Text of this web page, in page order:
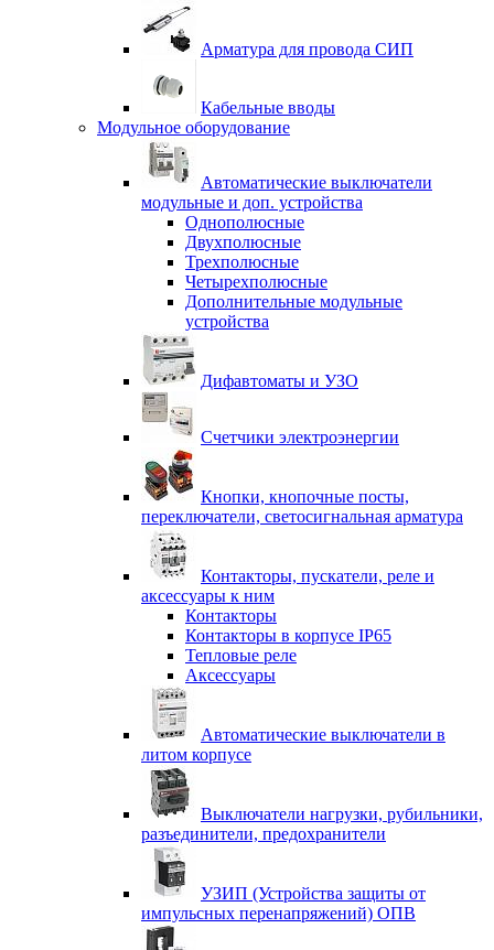
Арматура для провода СИП
Кабельные вводы
Модульное оборудование
Автоматические выключатели
модульные и доп. устройства
Однополюсные
Двухполюсные
Трехполюсные
Четырехполюсные
Дополнительные модульные
устройства
Дифавтоматы и УЗО
Счетчики электроэнергии
Кнопки, кнопочные посты,
переключатели, светосигнальная арматура
Контакторы, пускатели, реле и
аксессуары к ним
Контакторы
Контакторы в корпусе IP65
Тепловые реле
Аксессуары
Автоматические выключатели в
литом корпусе
Выключатели нагрузки, рубильники,
разъединители, предохранители
УЗИП (Устройства защиты от
импульсных перенапряжений) ОПВ